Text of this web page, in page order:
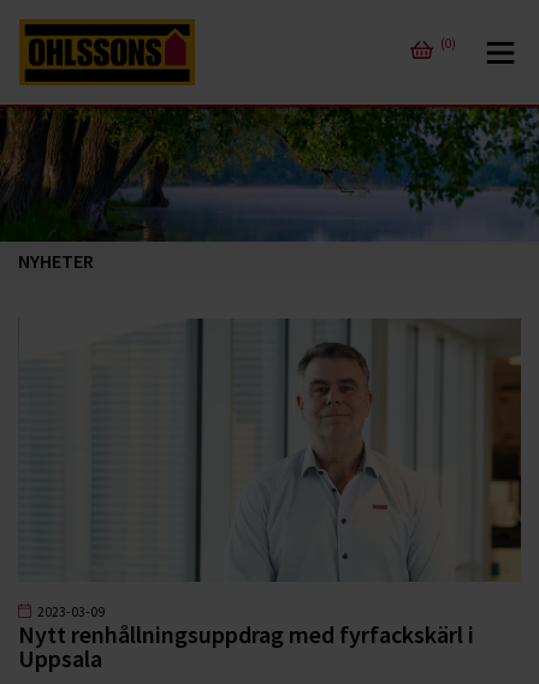
(0)
NYHETER
2023-03-09
Nytt renhållningsuppdrag med fyrfackskärl i
Uppsala